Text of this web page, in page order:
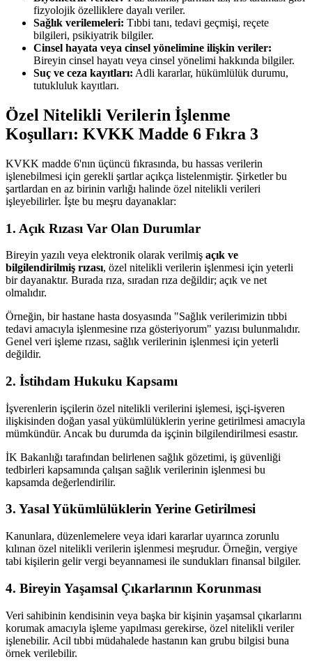
fizyolojik özelliklere dayalı veriler.
Sağlık verilemeleri: Tıbbi tanı, tedavi geçmişi, reçete
bilgileri, psikiyatrik bilgiler.
Cinsel hayata veya cinsel yönelimine ilişkin veriler:
Bireyin cinsel hayatı veya cinsel yönelimi hakkında bilgiler.
Suç ve ceza kayıtları: Adli kararlar, hükümlülük durumu,
tutukluluk kayıtları.
Özel Nitelikli Verilerin İşlenme
Koşulları: KVKK Madde 6 Fıkra 3
KVKK madde 6'nın üçüncü fıkrasında, bu hassas verilerin
işlenebilmesi için gerekli şartlar açıkça listelenmiştir. Şirketler bu
şartlardan en az birinin varlığı halinde özel nitelikli verileri
işleyebilirler. İşte bu meşru dayanaklar:
1. Açık Rızası Var Olan Durumlar
Bireyin yazılı veya elektronik olarak verilmiş açık ve
bilgilendirilmiş rızası, özel nitelikli verilerin işlenmesi için yeterli
bir dayanaktır. Burada rıza, sıradan rıza değildir; açık ve net
olmalıdır.
Örneğin, bir hastane hasta dosyasında "Sağlık verilerimizin tıbbi
tedavi amacıyla işlenmesine rıza gösteriyorum" yazısı bulunmalıdır.
Genel veri işleme rızası, sağlık verilerinin işlenmesi için yeterli
değildir.
2. İstihdam Hukuku Kapsamı
İşverenlerin işçilerin özel nitelikli verilerini işlemesi, işçi-işveren
ilişkisinden doğan yasal yükümlülüklerin yerine getirilmesi amacıyla
mümkündür. Ancak bu durumda da işçinin bilgilendirilmesi esastır.
İK Bakanlığı tarafından belirlenen sağlık gözetimi, iş güvenliği
tedbirleri kapsamında çalışan sağlık verilerinin işlenmesi bu
kapsamda değerlendirilir.
3. Yasal Yükümlülüklerin Yerine Getirilmesi
Kanunlara, düzenlemelere veya idari kararlar uyarınca zorunlu
kılınan özel nitelikli verilerin işlenmesi meşrudur. Örneğin, vergiye
tabi kişilerin gelir vergi beyannamesi ile sundukları finansal bilgiler.
4. Bireyin Yaşamsal Çıkarlarının Korunması
Veri sahibinin kendisinin veya başka bir kişinin yaşamsal çıkarlarını
korumak amacıyla işleme yapılması gerekirse, özel nitelikli veriler
işlenebilir. Acil tıbbi müdahalede hastanın kan grubu bilgisi buna
örnek verilebilir.